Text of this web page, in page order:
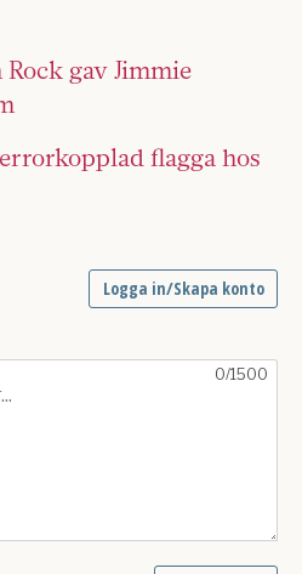
Rock gav Jimmie
flagga hos